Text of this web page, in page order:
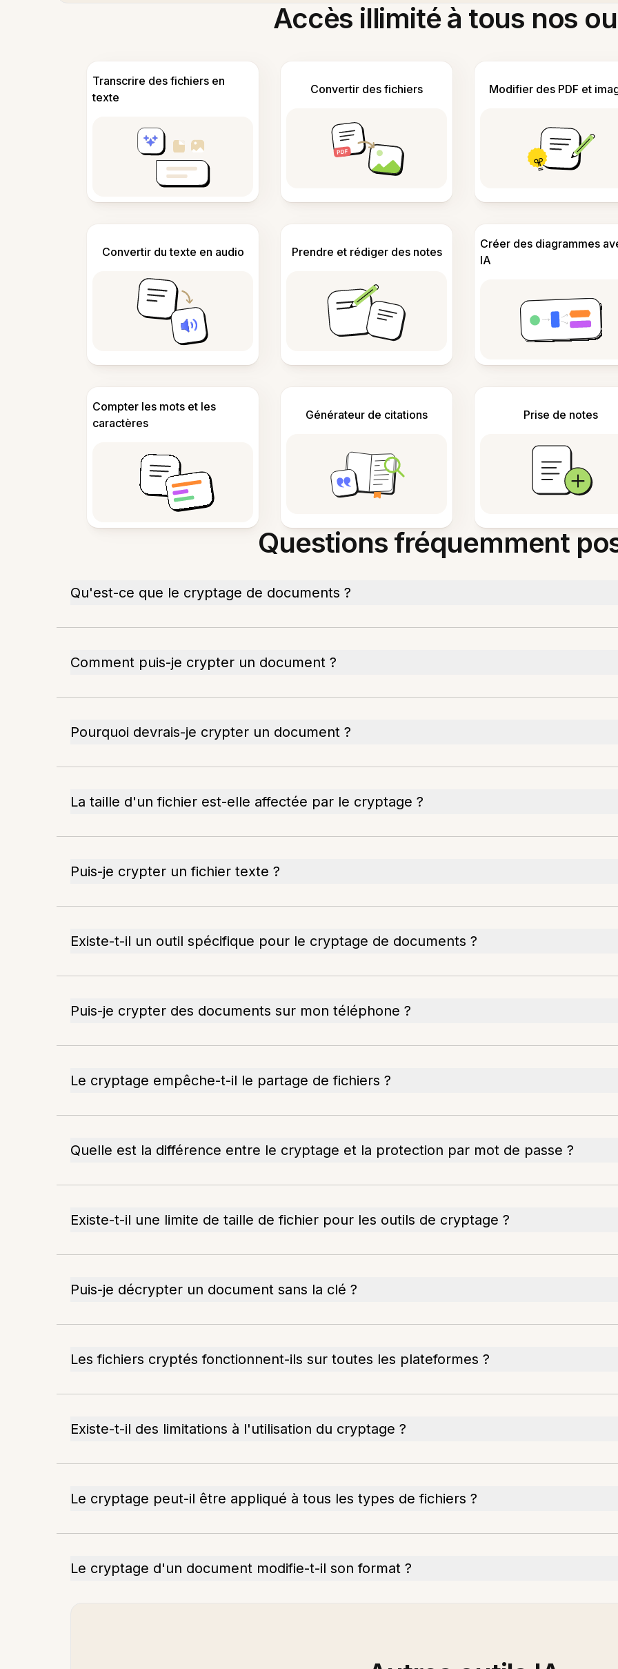
Accès illimité à tous nos
Transcrire des fichiers en
texte
Convertir des fichiers Modifier des PDF et
Convertir du texte en audio Prendre et rédiger des notes
Créer des diagrammes
IA
Compter les mots et les
caractères
Générateur de citations Prise de notes
Questions fréquemment
Qu'est-ce que le cryptage de documents ?
Comment puis-je crypter un document ?
Pourquoi devrais-je crypter un document ?
La taille d'un fichier est-elle affectée par le cryptage ?
Puis-je crypter un fichier texte ?
Existe-t-il un outil spécifique pour le cryptage de documents ?
Puis-je crypter des documents sur mon téléphone ?
Le cryptage empêche-t-il le partage de fichiers ?
Quelle est la différence entre le cryptage et la protection par mot de passe ?
Existe-t-il une limite de taille de fichier pour les outils de cryptage ?
Puis-je décrypter un document sans la clé ?
Les fichiers cryptés fonctionnent-ils sur toutes les plateformes ?
Existe-t-il des limitations à l'utilisation du cryptage ?
Le cryptage peut-il être appliqué à tous les types de fichiers ?
Le cryptage d'un document modifie-t-il son format ?